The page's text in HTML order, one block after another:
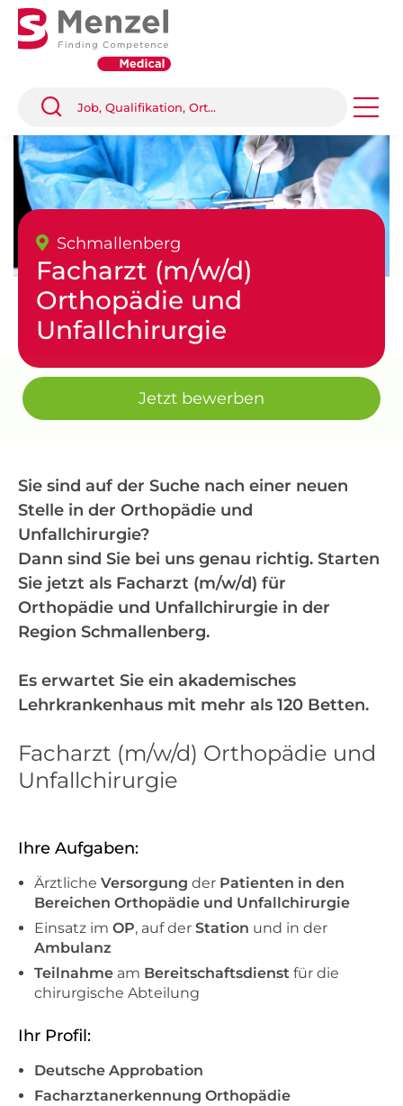
Schmallenberg
Facharzt (m/w/d)
Orthopädie und
Unfallchirurgie
Jetzt bewerben
Sie sind auf der Suche nach einer neuen
Stelle in der Orthopädie und
Unfallchirurgie?
Dann sind Sie bei uns genau richtig. Starten
Sie jetzt als Facharzt (m/w/d) für
Orthopädie und Unfallchirurgie​ in der
Region Schmallenberg.
Es erwartet Sie ein akademisches
Lehrkrankenhaus mit mehr als 120 Betten.
Facharzt (m/w/d) Orthopädie und
Unfallchirurgie
Ihre Aufgaben:
Ärztliche Versorgung der Patienten in den
Bereichen Orthopädie und Unfallchirurgie
Einsatz im OP, auf der Station und in der
Ambulanz
Teilnahme am Bereitschaftsdienst für die
chirurgische Abteilung
Ihr Profil:
Deutsche Approbation
Facharztanerkennung Orthopädie